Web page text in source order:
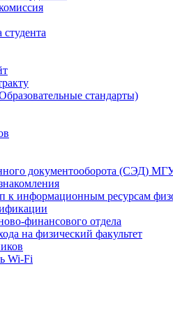
стандарты)
документооборота (СЭД)
к информационным ресурсам
финансового отдела
на физический факультет
Wi-Fi